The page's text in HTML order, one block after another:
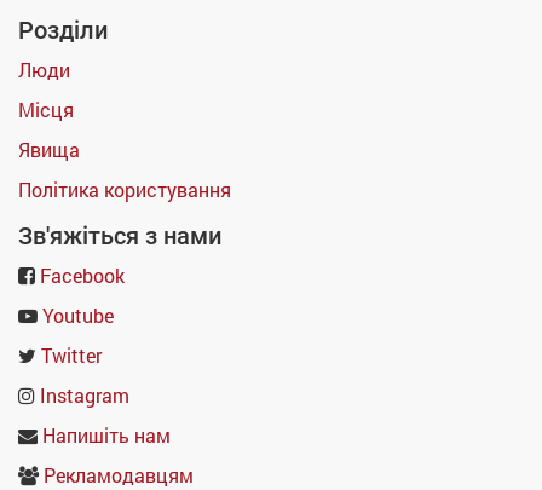
Розділи
Люди
Місця
Явища
Політика користування
Зв'яжіться з нами
Facebook
Youtube
Twitter
Instagram
Напишіть нам
Рекламодавцям